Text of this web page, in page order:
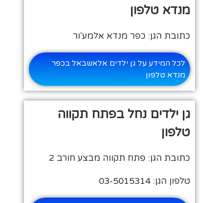
מנדא טלפון
כתובת הגן: כפר מנדא אלמע'ור
לכל המידע על גן ילדים אלאשבאל בכפר
מנדא טלפון
גן ילדים נחל בפתח תקווה
טלפון
כתובת הגן: פתח תקווה מבצע חורב 2
טלפון הגן: 03-5015314